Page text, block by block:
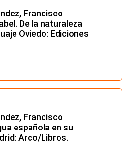
Francisco
De la naturaleza
Oviedo: Ediciones
Francisco
española en su
Arco/Libros.